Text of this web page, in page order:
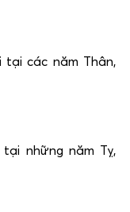
tại các năm Thân,
những năm Tỵ,